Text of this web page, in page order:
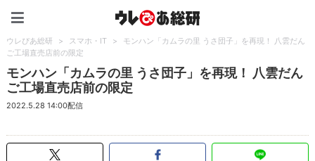
ウレぴあ総研 > スマホ・IT >
モンハン「カムラの里 うさ団子」を再現！ 八雲だん
ご工場直売店前の限定
モンハン「カムラの里 うさ団子」を再現！ 八雲だん
ご工場直売店前の限定
2022.5.28 14:00配信